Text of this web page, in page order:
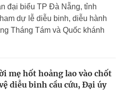
đại biểu TP Đà Nẵng, tỉnh
dự lễ diễu binh, diễu hành
Tháng Tám và Quốc khánh
mẹ hốt hoảng lao vào chốt
diễu binh cầu cứu, Đại úy